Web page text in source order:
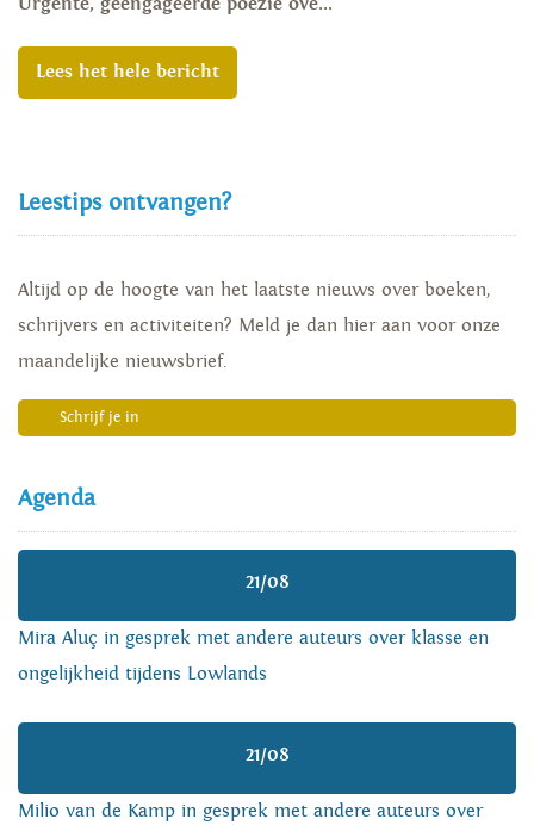
Lees het hele bericht
Leestips ontvangen?
Altijd op de hoogte van het laatste nieuws over boeken,
schrijvers en activiteiten? Meld je dan hier aan voor onze
maandelijke nieuwsbrief.
Schrijf je in
Agenda
21/08
Mira Aluç in gesprek met andere auteurs over klasse en
ongelijkheid tijdens Lowlands
21/08
Milio van de Kamp in gesprek met andere auteurs over